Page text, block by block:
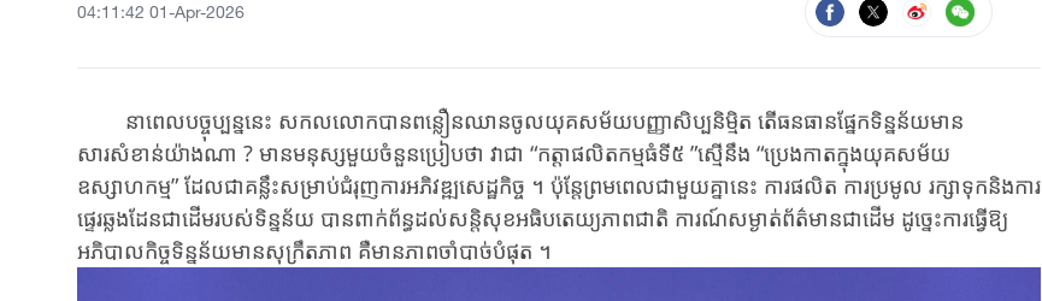
04:11:42 01-Apr-2026
នា​ពេល​បច្ចុប្បន្ន​នេះ សកលលោក​បានពន្លឿនឈាន​ចូល​យុគសម័យ​បញ្ញាសិប្បនិម្មិត តើធនធាន​ផ្នែក​​ទិន្នន័យ​មាន​
សារសំខាន់​យ៉ាង​ណា ? មានមនុស្ស​មួយ​ចំនួន​ប្រៀបថា វា​ជា​ “កត្តាផលិតកម្មធំទី៥ ”ស្មើនឹង “ប្រេង​កាត​ក្នុ​ងយុគសម័យ​
ឧស្សាហកម្ម​” ដែលជា​គន្លឹះ​សម្រាប់​ជំរុញ​ការ​អភិវឌ្ឍ​សេដ្ឋកិច្ច​ ។ ប៉ុន្តែ​ព្រម​ពេល​ជា​មួយ​គ្នា​នេះ ការ​ផលិត​ ការប្រមូល​​ រក្សាទុកនិងការ​
ផ្ទេរឆ្លងដែនជា​ដើម​របស់​ទិន្នន័យ​ បាន​ពាក់ព័ន្ធ​ដល់​សន្តិសុខ​អធិបតេយ្យភាពជាតិ​ ការណ៍​សម្ងាត់ព័ត៌មាន​ជា​ដើម​ ដូច្នេះការ​ធ្វើ​ឱ្យ​
អភិបាលកិច្ច​ទិន្នន័យ​មាន​សុក្រឹតភាព​ គឺមាន​ភាព​ចាំបាច់បំផុត ។